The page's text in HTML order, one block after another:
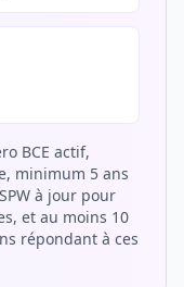
BCE actif,
minimum 5 ans
à jour pour
et au moins 10
répondant à ces